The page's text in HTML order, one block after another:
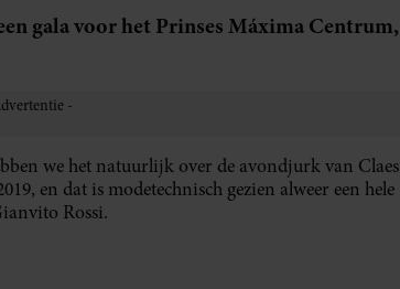
gala voor het Prinses Máxima Centrum,
we het natuurlijk over de avondjurk van Claes
en dat is modetechnisch gezien alweer een hele
Rossi.